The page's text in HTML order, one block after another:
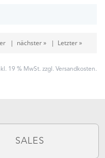
| nächster »| Letzter »
19 % MwSt. zzgl. Versandkosten.
SALES